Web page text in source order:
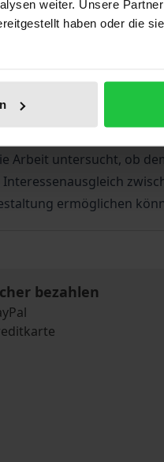
weiter. Unsere
haben oder die
Zusatzmaterial
wirtschaftliche
für einen
untersucht, ob
ermöglichen
bezahlen